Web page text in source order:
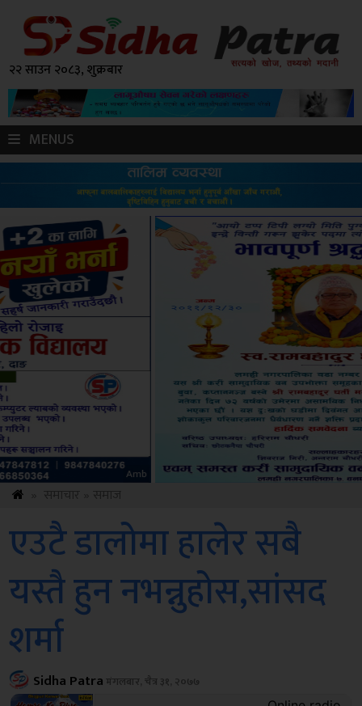
२२ साउन २०८३, शुक्रबार
MENUS
ksbus
एउटै डालोमा हालेर सबै
यस्तै हुन नभन्नुहोस,सांसद
शर्मा
Sidha Patraमंगलबार, चैत्र ३१, २०७७